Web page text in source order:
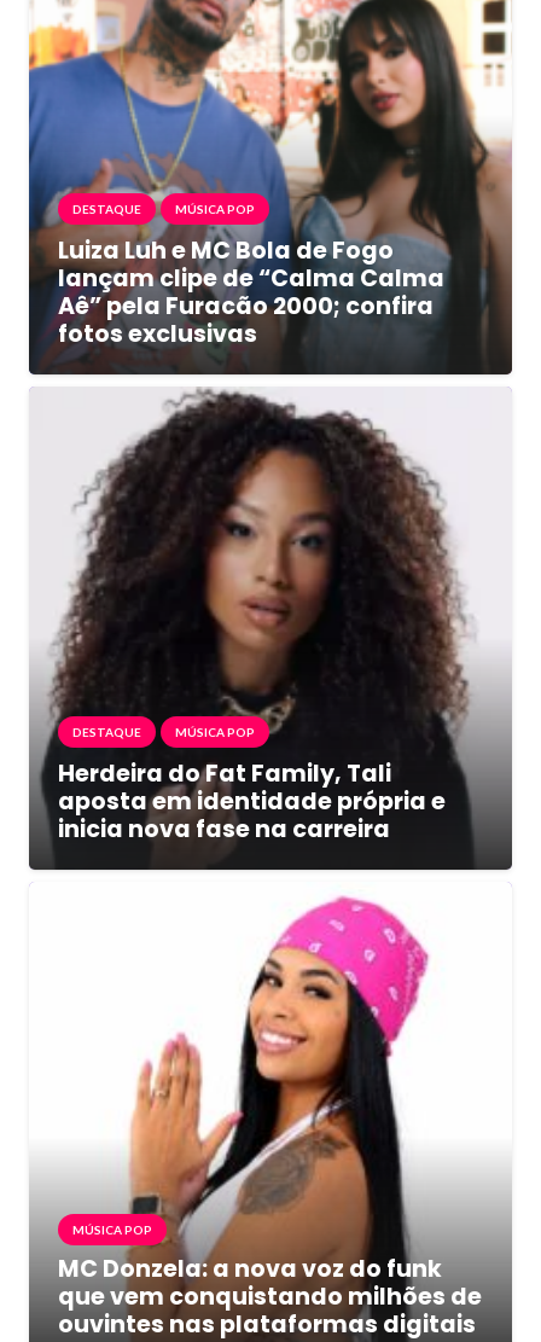
DESTAQUE MÚSICA POP
Luiza Luh e MC Bola de Fogo
lançam clipe de “Calma Calma
Aê” pela Furacão 2000; confira
fotos exclusivas
DESTAQUE MÚSICA POP
Herdeira do Fat Family, Tali
aposta em identidade própria e
inicia nova fase na carreira
MÚSICA POP
MC Donzela: a nova voz do funk
que vem conquistando milhões de
ouvintes nas plataformas digitais